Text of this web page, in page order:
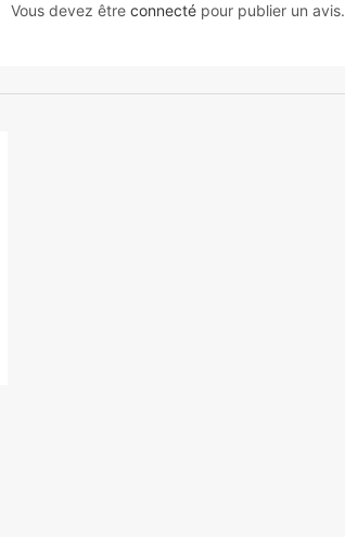
Vous devez être connectépour publier un avis.